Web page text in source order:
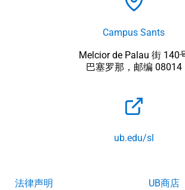
Campus Sants
Melcior de Palau 街 140
巴塞罗那，邮编 08014
ub.edu/sl
法律声明
UB商店